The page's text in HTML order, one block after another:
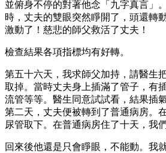
並俯身不停的對著他念「九字真言」
時，丈夫的雙眼突然睜開了，頭還轉
激動了！慈悲的師父救活了丈夫！
檢查結果各項指標均有好轉。
第五十六天，我求師父加持，請醫生
取掉。當時丈夫身上插滿了管子，有
流管等等。醫生同意試試看，結果插
第二天，丈夫便被轉到了普通病房。
尿管取下。在普通病房住了十天，我
回來後他還是只會睜眼，不能動。我